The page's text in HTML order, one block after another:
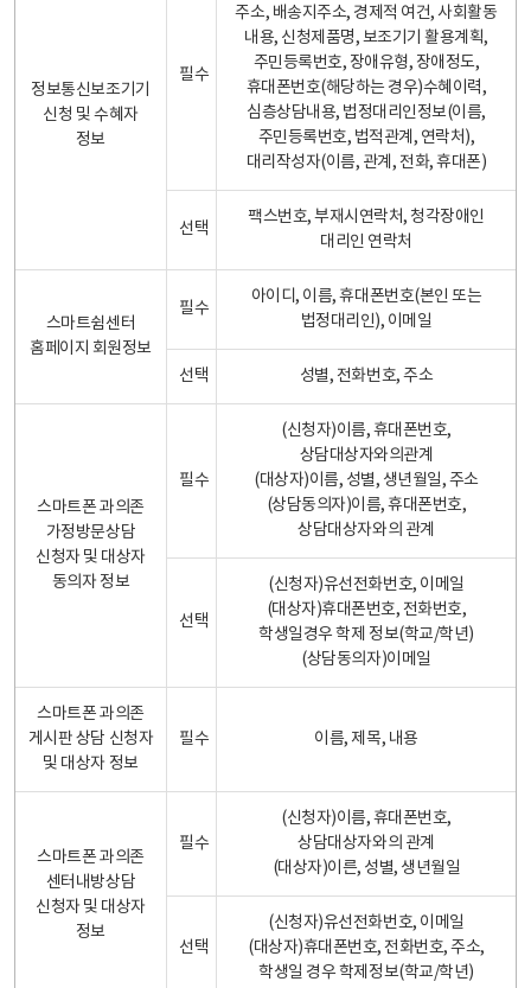
정보통신보조기기
신청 및 수혜자
정보
필수
주소, 배송지주소, 경제적 여건, 사회활동
내용, 신청제품명, 보조기기 활용계획,
주민등록번호, 장애유형, 장애정도,
휴대폰번호(해당하는 경우)수혜이력,
심층상담내용, 법정대리인정보(이름,
주민등록번호, 법적관계, 연락처),
대리작성자(이름, 관계, 전화, 휴대폰)
선택
팩스번호, 부재시연락처, 청각장애인
대리인 연락처
스마트쉼센터
홈페이지 회원정보
필수
아이디, 이름, 휴대폰번호(본인 또는
법정대리인), 이메일
선택 성별, 전화번호, 주소
스마트폰 과의존
가정방문상담
신청자 및 대상자
동의자 정보
필수
(신청자)이름, 휴대폰번호,
상담대상자와의관계
(대상자)이름, 성별, 생년월일, 주소
(상담동의자)이름, 휴대폰번호,
상담대상자와의 관계
선택
(신청자)유선전화번호, 이메일
(대상자)휴대폰번호, 전화번호,
학생일경우 학제 정보(학교/학년)
(상담동의자)이메일
스마트폰 과의존
게시판 상담 신청자
및 대상자 정보
필수 이름, 제목, 내용
스마트폰 과의존
센터내방상담
신청자 및 대상자
정보
필수
(신청자)이름, 휴대폰번호,
상담대상자와의 관계
(대상자)이른, 성별, 생년월일
선택
(신청자)유선전화번호, 이메일
(대상자)휴대폰번호, 전화번호, 주소,
학생일 경우 학제정보(학교/학년)